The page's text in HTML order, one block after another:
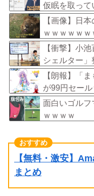
仮眠を取って
ｗｗ
【画像】日
ｗｗｗｗｗｗ
【衝撃】小
シェルター
ｗ
【朗報】「
が99円セー
面白いゴルフ
ｗｗｗｗ
【無料・激安】
まとめ